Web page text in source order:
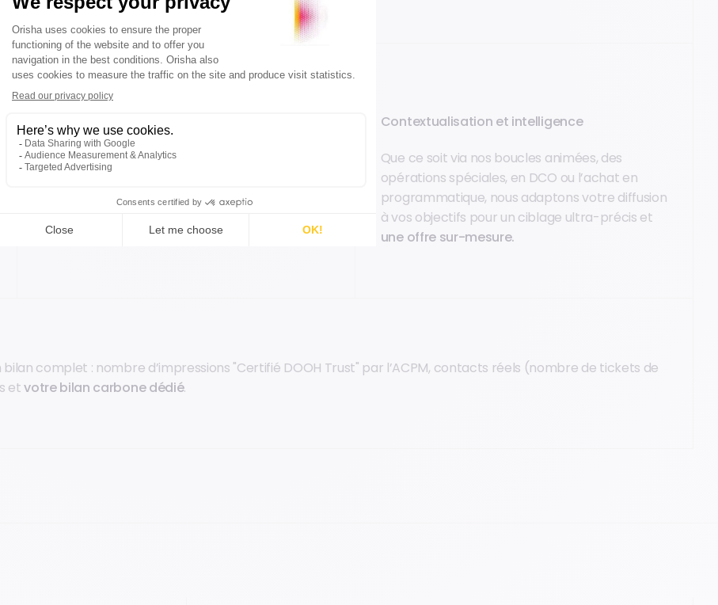
Puissance et impact
écranspermet de toucher plus de
de contacts par semaine.
Une puissance de frappe équivalente aux plus
digital.
Contextualisation et intelligence
Que ce soit via nos boucles animées, des
opérations spéciales, en DCO ou l’achat en
programmatique, nous adaptons votre diffusion
à vos objectifs pour un ciblage ultra-précis et
une offre sur-mesure.
complet : nombre d’impressions "Certifié DOOH Trust" par l’ACPM, contacts réels (nombre de tickets de
etvotre bilan carbone dédié.